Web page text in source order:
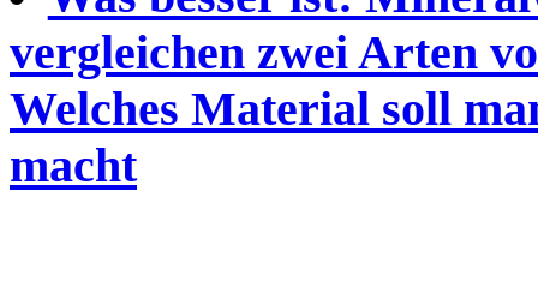
vergleichen zwei Arten
Welches Material soll
macht